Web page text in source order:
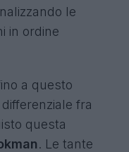
le
in ordine
a questo
fra
questa
. Le tante